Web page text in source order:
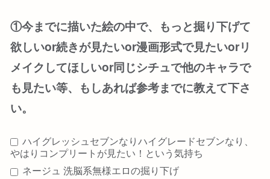
①今までに描いた絵の中で、もっと掘り下げて
欲しいor続きが見たいor漫画形式で見たいorリ
メイクしてほしいor同じシチュで他のキャラで
も見たい等、もしあれば参考までに教えて下さ
い。
ハイグレッシュセブンなりハイグレードセブンなり、
やはりコンプリートが見たい！という気持ち
ネージュ 洗脳系無様エロの掘り下げ